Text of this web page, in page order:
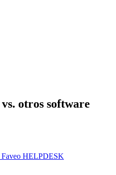
vs. otros software
Faveo HELPDESK